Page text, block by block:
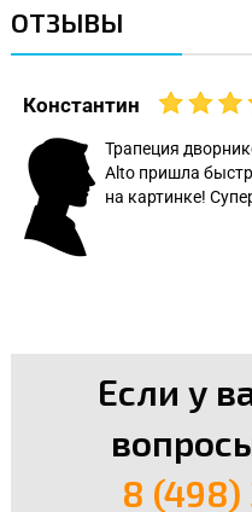
ОТЗЫВЫ
Константин
Трапеция
Alto пришла
на картинке!
Если у
8 (498)